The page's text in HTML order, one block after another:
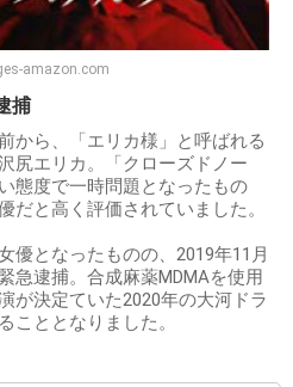
amazon.com
捕
から、「エリカ様」と呼ばれる
尻エリカ。「クローズドノー
態度で一時問題となったもの
だと高く評価されていました。
優となったものの、2019年11月
急逮捕。合成麻薬MDMAを使用
が決定ていた2020年の大河ドラ
こととなりました。